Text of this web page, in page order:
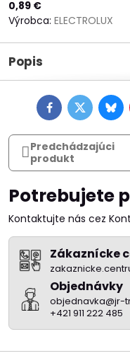
0,89 €
Výrobca: ELECTROLUX
Popis
FacebookTwitter
Predchádzajúci
produkt
Potrebujete
Kontaktujte nás cez
Zákaznícke
Objednávky
objednavka@jr-
+421 911 222 485